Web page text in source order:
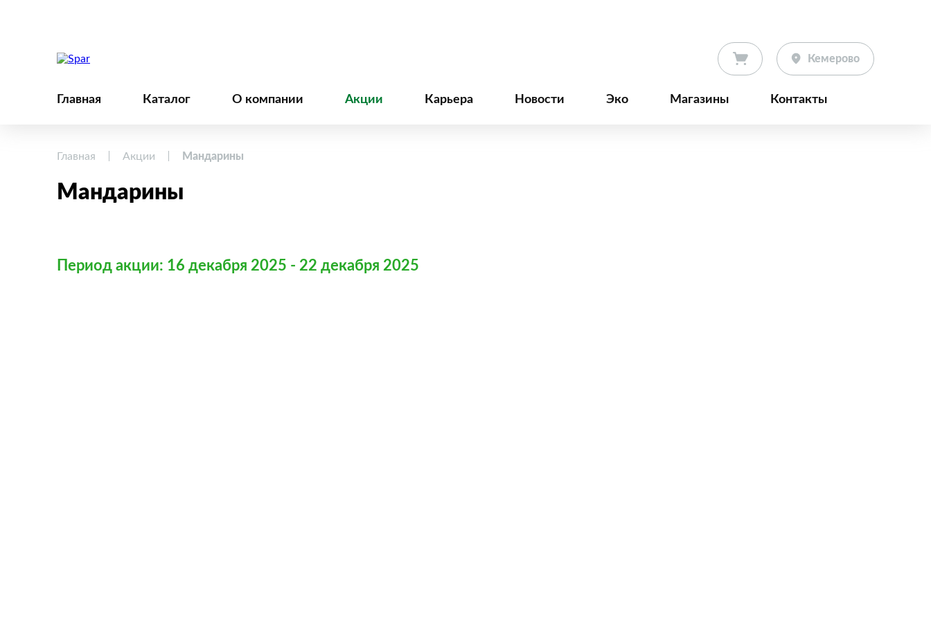
Кемерово
Главная Каталог О компании Акции Карьера Новости Эко Магазины Контакты
Главная Акции Мандарины
Мандарины
Период акции: 16 декабря 2025 - 22 декабря 2025